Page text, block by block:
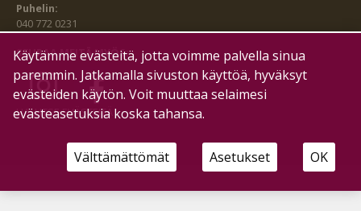
Puhelin:
040 772 0231
SEURAA MEITÄ MYÖS:
HALLITSE EVÄSTEITÄ
Käytämme evästeitä, jotta voimme palvella sinua
paremmin. Jatkamalla sivuston käyttöä, hyväksyt
evästeiden käytön. Voit muuttaa selaimesi
evästeasetuksia koska tahansa.
Välttämättömät Asetukset OK